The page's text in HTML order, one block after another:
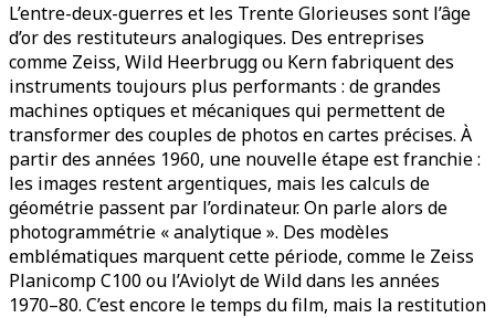
L’entre-deux-guerres et les Trente Glorieuses sont l’âge
d’or des restituteurs analogiques. Des entreprises
comme Zeiss, Wild Heerbrugg ou Kern fabriquent des
instruments toujours plus performants : de grandes
machines optiques et mécaniques qui permettent de
transformer des couples de photos en cartes précises. À
partir des années 1960, une nouvelle étape est franchie :
les images restent argentiques, mais les calculs de
géométrie passent par l’ordinateur. On parle alors de
photogrammétrie « analytique ». Des modèles
emblématiques marquent cette période, comme le Zeiss
Planicomp C100 ou l’Aviolyt de Wild dans les années
1970–80. C’est encore le temps du film, mais la restitution